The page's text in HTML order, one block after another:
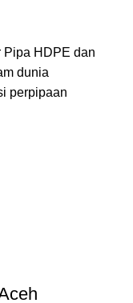
Pipa HDPE dan
dunia
perpipaan